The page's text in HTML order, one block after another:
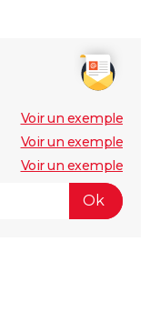
Voir un exemple
Voir un exemple
Voir un exemple